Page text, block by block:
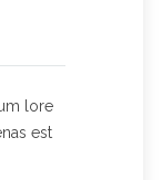
lore
est